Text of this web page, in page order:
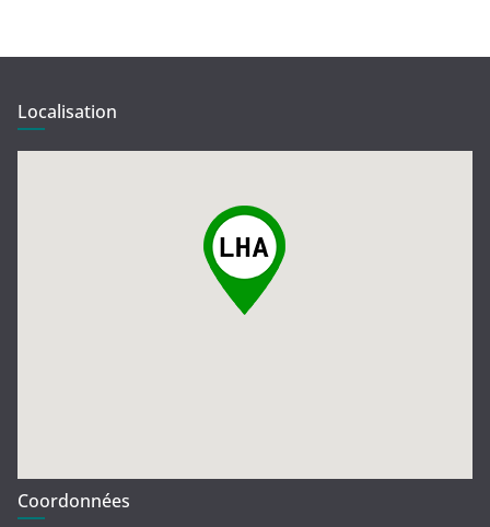
Localisation
Coordonnées